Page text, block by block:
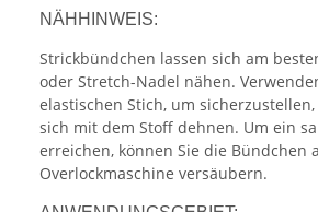
NÄHHINWEIS:
Strickbündchen lassen sich am
oder Stretch-Nadel nähen.
elastischen Stich, um
sich mit dem Stoff dehnen. Um ein
erreichen, können Sie die Bündchen
Overlockmaschine versäubern.